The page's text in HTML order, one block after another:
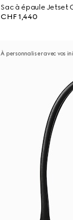
Sac à épaule Jetset
CHF 1,440
À personnaliser avec vos